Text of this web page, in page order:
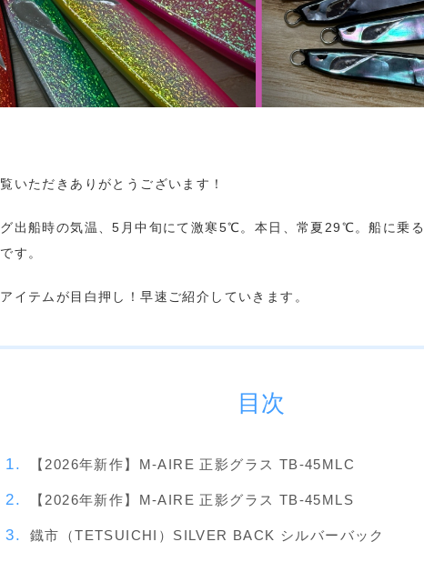
いただきありがとうございます！
出船時の気温、5月中旬にて激寒5℃。本日、常夏29℃。船に乗
す。
イテムが目白押し！早速ご紹介していきます。
目次
【2026年新作】M-AIRE 正影グラス TB-45MLC
【2026年新作】M-AIRE 正影グラス TB-45MLS
鐡市（TETSUICHI）SILVER BACK シルバーバック